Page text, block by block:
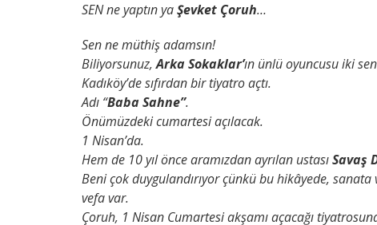
SEN ne yaptın yaŞevket Çoruh…
Sen ne müthiş adamsın!
Biliyorsunuz,Arka Sokaklar’ın ünlü oyuncusu iki
Kadıköy’de sıfırdan bir tiyatro açtı.
Adı “Baba Sahne”.
Önümüzdeki cumartesi açılacak.
1 Nisan’da.
Hem de 10 yıl önce aramızdan ayrılan ustasıSavaş
Beni çok duygulandırıyor çünkü bu hikâyede,
vefa var.
Çoruh, 1 Nisan Cumartesi akşamı açacağı